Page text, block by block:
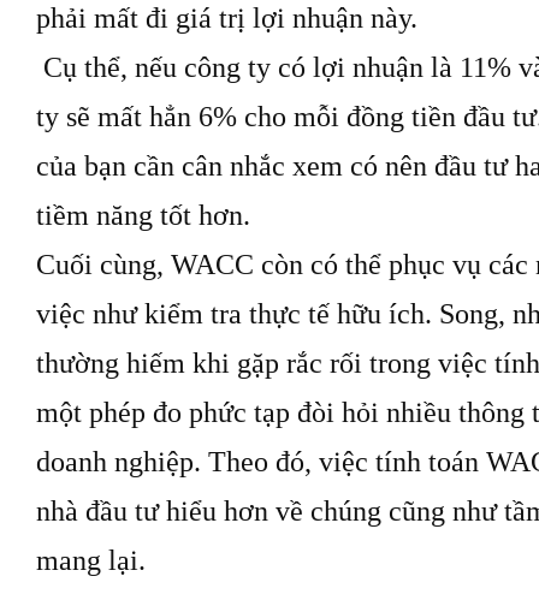
phải mất đi giá trị lợi nhuận này.
Cụ thể, nếu công ty có lợi nhuận là 11%
ty sẽ mất hẳn 6% cho mỗi đồng tiền đầu
của bạn cần cân nhắc xem có nên đầu tư
tiềm năng tốt hơn.
Cuối cùng, WACC còn có thể phục vụ
việc như kiểm tra thực tế hữu ích. Song,
thường hiếm khi gặp rắc rối trong việc
một phép đo phức tạp đòi hỏi nhiều
doanh nghiệp. Theo đó, việc tính toán
nhà đầu tư hiểu hơn về chúng cũng như
mang lại.